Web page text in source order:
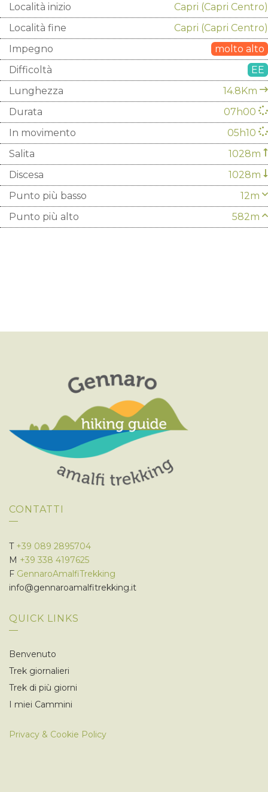
Località inizio Capri (Capri Centro)
Località fine
Capri (Capri Centro)
Impegno
molto alto
Difficoltà
EE
Lunghezza
14.8Km
Durata
07h00
In movimento
05h10
Salita
1028m
Discesa
1028m
Punto più basso
12m
Punto più alto
582m
CONTATTI
T +39 089 2895704
M +39 338 4197625
F GennaroAmalfiTrekking
info@gennaroamalfitrekking.it
QUICK LINKS
Benvenuto
Trek giornalieri
Trek di più giorni
I miei Cammini
Privacy & Cookie Policy